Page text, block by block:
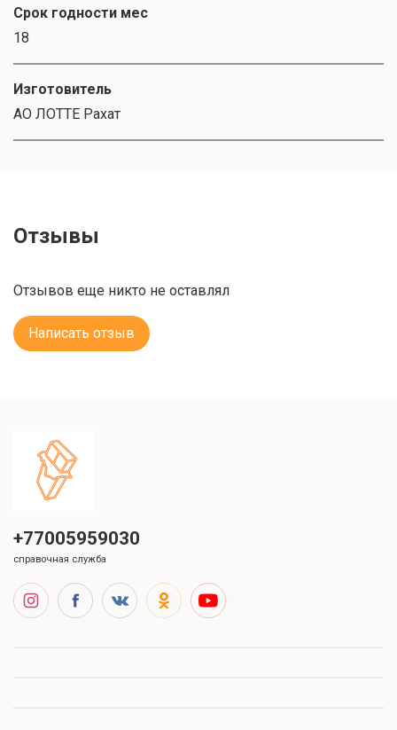
Срок годности мес
18
Изготовитель
АО ЛОТТЕ Рахат
Отзывы
Отзывов еще никто не оставлял
Написать отзыв
+77005959030
справочная служба